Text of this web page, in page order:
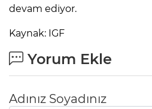
devam ediyor.
Kaynak: IGF
Yorum Ekle
Adınız Soyadınız